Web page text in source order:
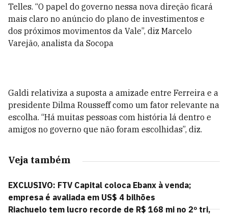
Telles. “O papel do governo nessa nova direção ficará
mais claro no anúncio do plano de investimentos e
dos próximos movimentos da Vale”, diz Marcelo
Varejão, analista da Socopa
Galdi relativiza a suposta a amizade entre Ferreira e a
presidente Dilma Rousseff como um fator relevante na
escolha. “Há muitas pessoas com história lá dentro e
amigos no governo que não foram escolhidas”, diz.
Veja também
EXCLUSIVO: FTV Capital coloca Ebanx à venda;
empresa é avaliada em US$ 4 bilhões
Riachuelo tem lucro recorde de R$ 168 mi no 2º tri,